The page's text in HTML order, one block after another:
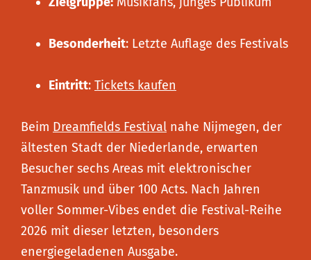
Besonderheit: Letzte Auflage des Festivals
Eintritt: Tickets kaufen
Beim Dreamfields Festival nahe Nijmegen, der
ältesten Stadt der Niederlande, erwarten
Besucher sechs Areas mit elektronischer
Tanzmusik und über 100 Acts. Nach Jahren
voller Sommer-Vibes endet die Festival-Reihe
2026 mit dieser letzten, besonders
energiegeladenen Ausgabe.